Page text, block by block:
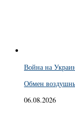
Война на
Обмен
06.08.2026